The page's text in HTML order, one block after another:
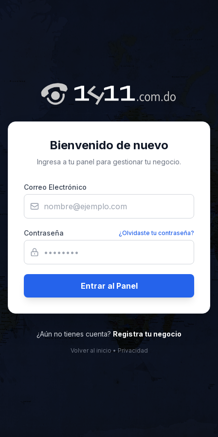
Bienvenido de nuevo
Ingresa a tu panel para gestionar tu negocio.
Correo Electrónico
Contraseña ¿Olvidaste tu contraseña?
Entrar al Panel
¿Aún no tienes cuenta? Registra tu negocio
Volver al inicio •Privacidad